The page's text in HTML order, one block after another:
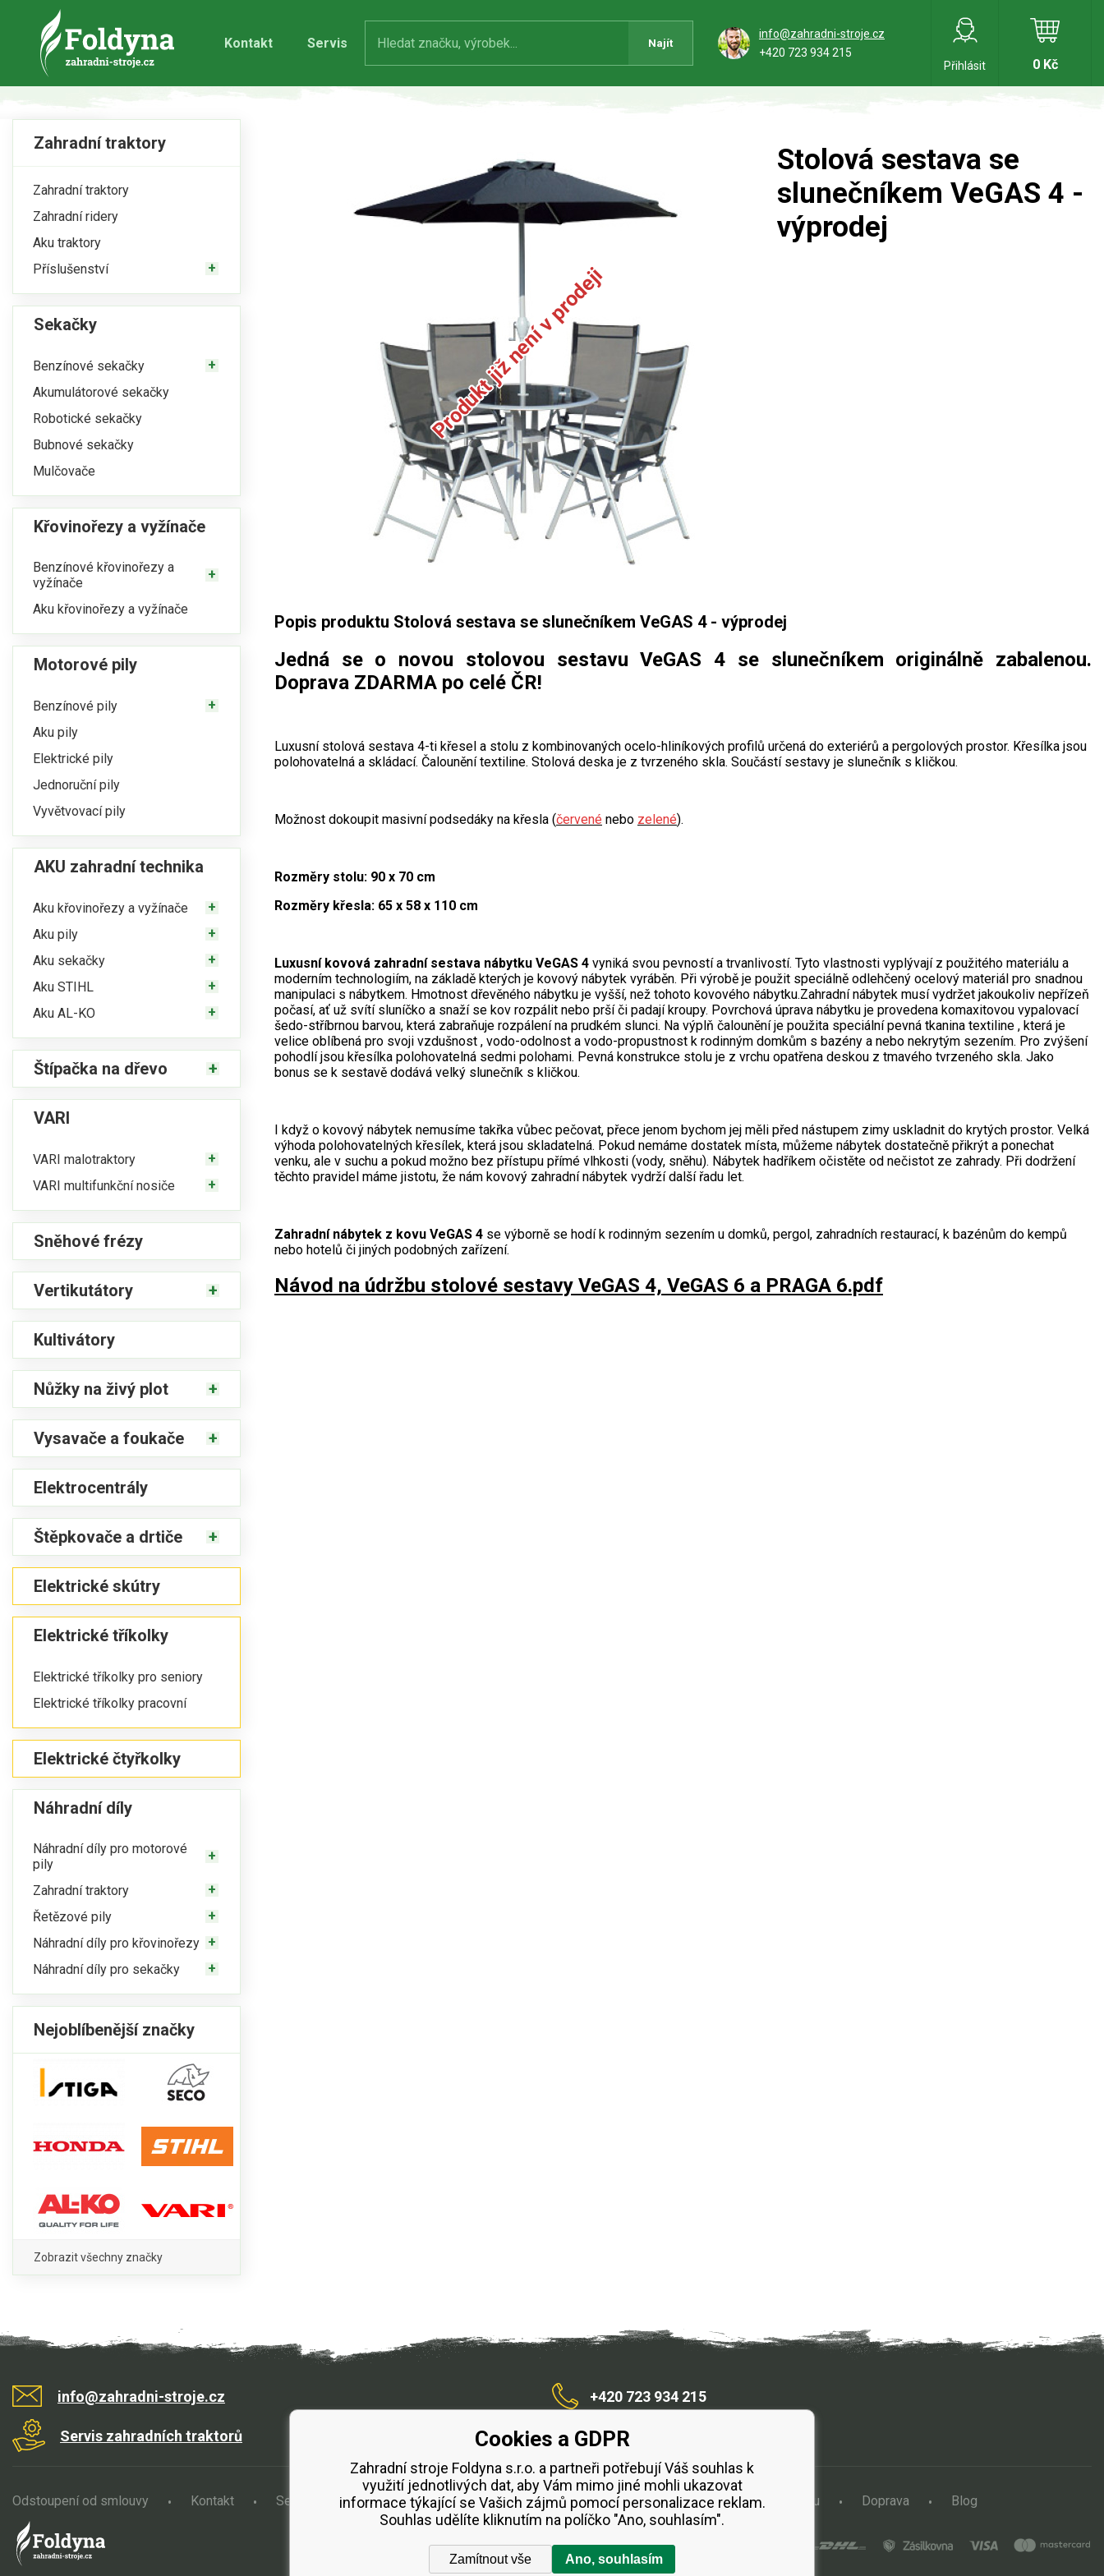
Kontakt Servis Najít
info@zahradni-stroje.cz
+420 723 934 215
Přihlásit
0 Kč
Zahradní traktory
Zahradní traktory
Zahradní ridery
Aku traktory
Příslušenství
Sekačky
Benzínové sekačky
Akumulátorové sekačky
Robotické sekačky
Bubnové sekačky
Mulčovače
Křovinořezy a vyžínače
Benzínové křovinořezy a
vyžínače
Aku křovinořezy a vyžínače
Motorové pily
Benzínové pily
Aku pily
Elektrické pily
Jednoruční pily
Vyvětvovací pily
AKU zahradní technika
Aku křovinořezy a vyžínače
Aku pily
Aku sekačky
Aku STIHL
Aku AL-KO
Štípačka na dřevo
VARI
VARI malotraktory
VARI multifunkční nosiče
Sněhové frézy
Vertikutátory
Kultivátory
Nůžky na živý plot
Vysavače a foukače
Elektrocentrály
Štěpkovače a drtiče
Elektrické skútry
Elektrické tříkolky
Elektrické tříkolky pro seniory
Elektrické tříkolky pracovní
Elektrické čtyřkolky
Náhradní díly
Náhradní díly pro motorové
pily
Zahradní traktory
Řetězové pily
Náhradní díly pro křovinořezy
Náhradní díly pro sekačky
Nejoblíbenější značky
Zobrazit všechny značky
Produkt již není v prodeji
Stolová sestava se
slunečníkem VeGAS 4 -
výprodej
Popis produktu Stolová sestava se slunečníkem VeGAS 4 - výprodej
Jedná se o novou stolovou sestavu VeGAS 4 se slunečníkem originálně zabalenou.
Doprava ZDARMA po celé ČR!
Luxusní stolová sestava 4-ti křesel a stolu z kombinovaných ocelo-hliníkových profilů určená do exteriérů a pergolových prostor. Křesílka jsou
polohovatelná a skládací. Čalounění textiline. Stolová deska je z tvrzeného skla. Součástí sestavy je slunečník s kličkou.
Možnost dokoupit masivní podsedáky na křesla (červené nebo zelené).
Rozměry stolu: 90 x 70 cm
Rozměry křesla: 65 x 58 x 110 cm
Luxusní kovová zahradní sestava nábytku VeGAS 4 vyniká svou pevností a trvanlivostí. Tyto vlastnosti vyplývají z použitého materiálu a
moderním technologiím, na základě kterých je kovový nábytek vyráběn. Při výrobě je použit speciálně odlehčený ocelový materiál pro snadnou
manipulaci s nábytkem. Hmotnost dřevěného nábytku je vyšší, než tohoto kovového nábytku.Zahradní nábytek musí vydržet jakoukoliv nepřízeň
počasí, ať už svítí sluníčko a snaží se kov rozpálit nebo prší či padají kroupy. Povrchová úprava nábytku je provedena komaxitovou vypalovací
šedo-stříbrnou barvou, která zabraňuje rozpálení na prudkém slunci. Na výplň čalounění je použita speciální pevná tkanina textiline , která je
velice oblíbená pro svoji vzdušnost , vodo-odolnost a vodo-propustnost k rodinným domkům s bazény a nebo nekrytým sezením. Pro zvýšení
pohodlí jsou křesílka polohovatelná sedmi polohami. Pevná konstrukce stolu je z vrchu opatřena deskou z tmavého tvrzeného skla. Jako
bonus se k sestavě dodává velký slunečník s kličkou.
I když o kovový nábytek nemusíme takřka vůbec pečovat, přece jenom bychom jej měli před nástupem zimy uskladnit do krytých prostor. Velká
výhoda polohovatelných křesílek, která jsou skladatelná. Pokud nemáme dostatek místa, můžeme nábytek dostatečně přikrýt a ponechat
venku, ale v suchu a pokud možno bez přístupu přímé vlhkosti (vody, sněhu). Nábytek hadříkem očistěte od nečistot ze zahrady. Při dodržení
těchto pravidel máme jistotu, že nám kovový zahradní nábytek vydrží další řadu let.
Zahradní nábytek z kovu VeGAS 4 se výborně se hodí k rodinným sezením u domků, pergol, zahradních restaurací, k bazénům do kempů
nebo hotelů či jiných podobných zařízení.
Návod na údržbu stolové sestavy VeGAS 4, VeGAS 6 a PRAGA 6.pdf
info@zahradni-stroje.cz
Servis zahradních traktorů /zahradnístroje
+420 723 934 215
Odstoupení od smlouvy Kontakt Servis Obchodní podmínky Splátkový prodej ESSOX Půjčovna vertikutátoru Doprava Blog
Cookies a GDPR
Zahradní stroje Foldyna s.r.o. a partneři potřebují Váš souhlas k
využití jednotlivých dat, aby Vám mimo jiné mohli ukazovat
informace týkající se Vašich zájmů pomocí personalizace reklam.
Souhlas udělíte kliknutím na políčko "Ano, souhlasím".
Zamítnout vše Ano, souhlasím